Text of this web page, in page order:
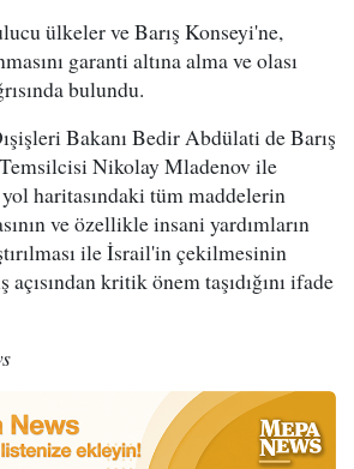
ülkeler ve Barış Konseyi'ne,
garanti altına alma ve olası
bulundu.
Bakanı Bedir Abdülati de Barış
Nikolay Mladenov ile
yol haritasındaki tüm maddelerin
ve özellikle insani yardımların
ile İsrail'in çekilmesinin
kritik önem taşıdığını ifade